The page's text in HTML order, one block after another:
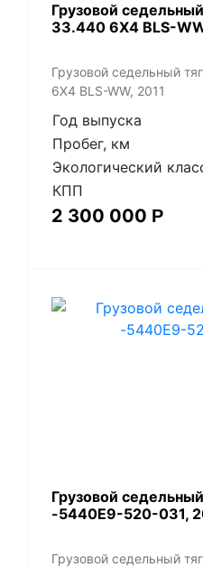
​Грузовой
33.440 6X4 BLS-
​Грузовой седельный
6X4 BLS-WW, 2011
Год выпуска
Пробег, км
Экологический
КПП
2 300 000 Р
Грузовой
-5440Е9-520-031,
Грузовой седельный